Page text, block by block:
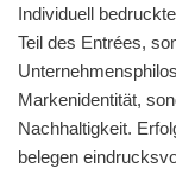
Individuell
Teil des Entrées,
Markenidentität,
Nachhaltigkeit.
belegen